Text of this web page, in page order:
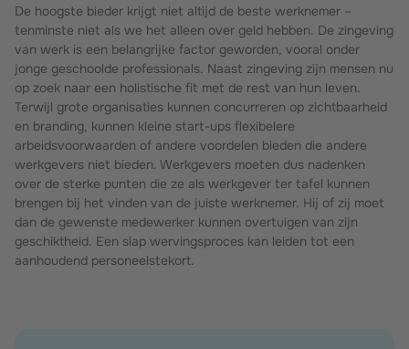
De hoogste bieder krijgt niet altijd de beste werknemer –
tenminste niet als we het alleen over geld hebben. De zingeving
van werk is een belangrijke factor geworden, vooral onder
jonge geschoolde professionals. Naast zingeving zijn mensen nu
op zoek naar een holistische fit met de rest van hun leven.
Terwijl grote organisaties kunnen concurreren op zichtbaarheid
en branding, kunnen kleine start-ups flexibelere
arbeidsvoorwaarden of andere voordelen bieden die andere
werkgevers niet bieden. Werkgevers moeten dus nadenken
over de sterke punten die ze als werkgever ter tafel kunnen
brengen bij het vinden van de juiste werknemer. Hij of zij moet
dan de gewenste medewerker kunnen overtuigen van zijn
geschiktheid. Een slap wervingsproces kan leiden tot een
aanhoudend personeelstekort.